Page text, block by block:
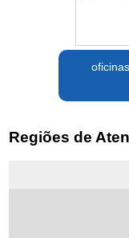
Regiões de